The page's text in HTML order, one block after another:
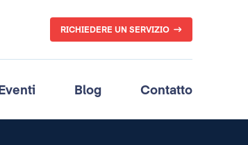
RICHIEDERE UN SERVIZIO
Eventi Blog Contatto